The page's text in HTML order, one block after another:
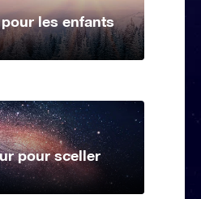
les enfants
pour sceller